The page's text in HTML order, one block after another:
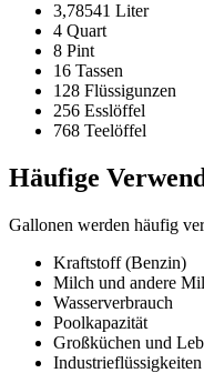
3,78541 Liter
4 Quart
8 Pint
16 Tassen
128 Flüssigunzen
256 Esslöffel
768 Teelöffel
Häufige
Gallonen werden häufig
Kraftstoff (Benzin)
Milch und andere
Wasserverbrauch
Poolkapazität
Großküchen und
Industrieflüssigkeiten